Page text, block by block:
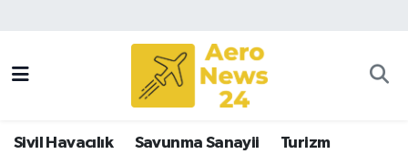
Sivil Havacılık Savunma Sanayii Turizm